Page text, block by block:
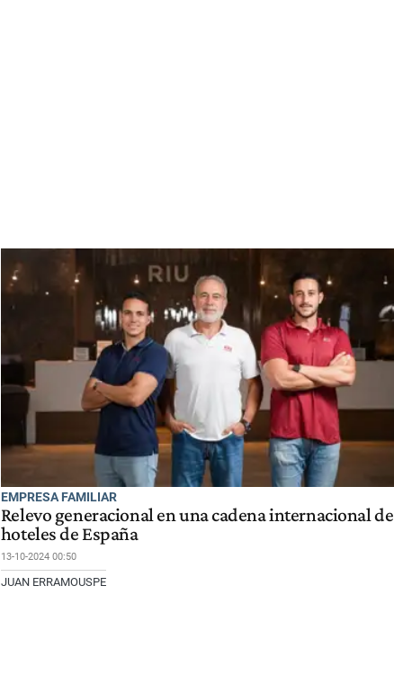
EMPRESA FAMILIAR
Relevo generacional en una cadena internacional de
hoteles de España
13-10-2024 00:50
JUAN ERRAMOUSPE